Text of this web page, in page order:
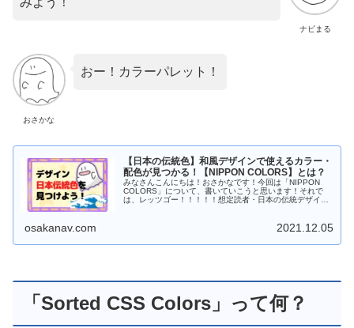
ナビまる
おさかな
おー！カラーパレット！
【日本の伝統色】和風デザインで使えるカラー・
配色が見つかる！【NIPPON COLORS】とは？
みなさんこんにちは！おさかなです！今回は「NIPPON
COLORS」について、書いていこうと思います！それで
は、レッツゴー！！！！！想定読者・日本の伝統デザイン
osakanav.com 2021.12.05
「Sorted CSS Colors」って何？